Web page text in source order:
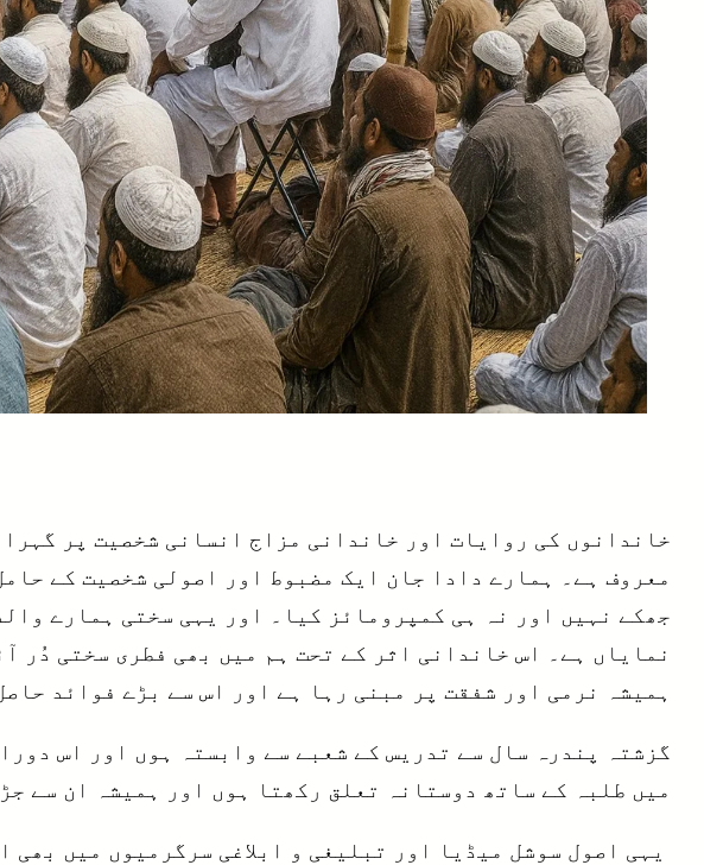
خاندانوں کی روایات اور خاندانی مزاج انسانی شخصیت پر
معروف ہے۔ ہمارے دادا جان ایک مضبوط اور اصولی شخصیت کے
جھکے نہیں اور نہ ہی کمپرومائز کیا۔ اور یہی سختی ہمارے
نمایاں ہے۔ اس خاندانی اثر کے تحت ہم میں بھی فطری سختی دُر
ہمیشہ نرمی اور شفقت پر مبنی رہا ہے اور اس سے بڑے فوائد
گزشتہ پندرہ سال سے تدریس کے شعبے سے وابستہ ہوں اور اس
میں طلبہ کے ساتھ دوستانہ تعلق رکھتا ہوں اور ہمیشہ ان سے
یہی اصول سوشل میڈیا اور تبلیغی و ابلاغی سرگرمیوں میں